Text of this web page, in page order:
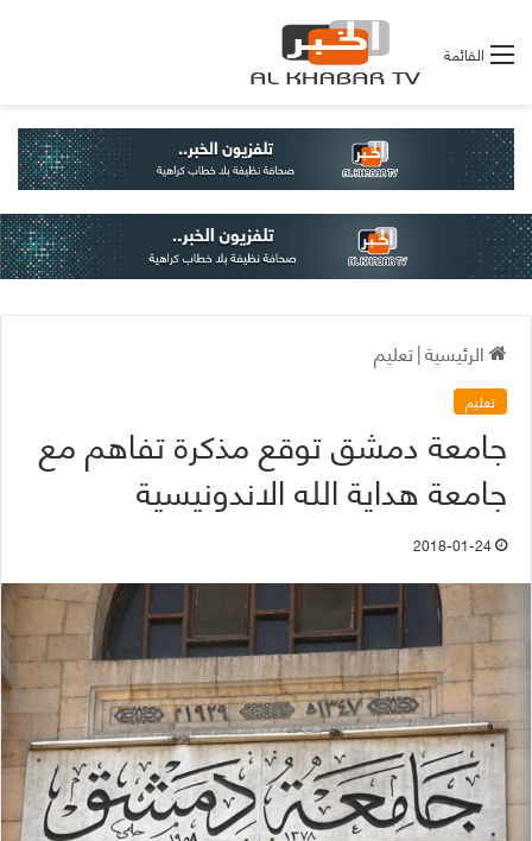
القائمة
الرئيسية|تعليم
تعليم
جامعة دمشق توقع مذكرة تفاهم مع
جامعة هداية الله الاندونيسية
2018-01-24